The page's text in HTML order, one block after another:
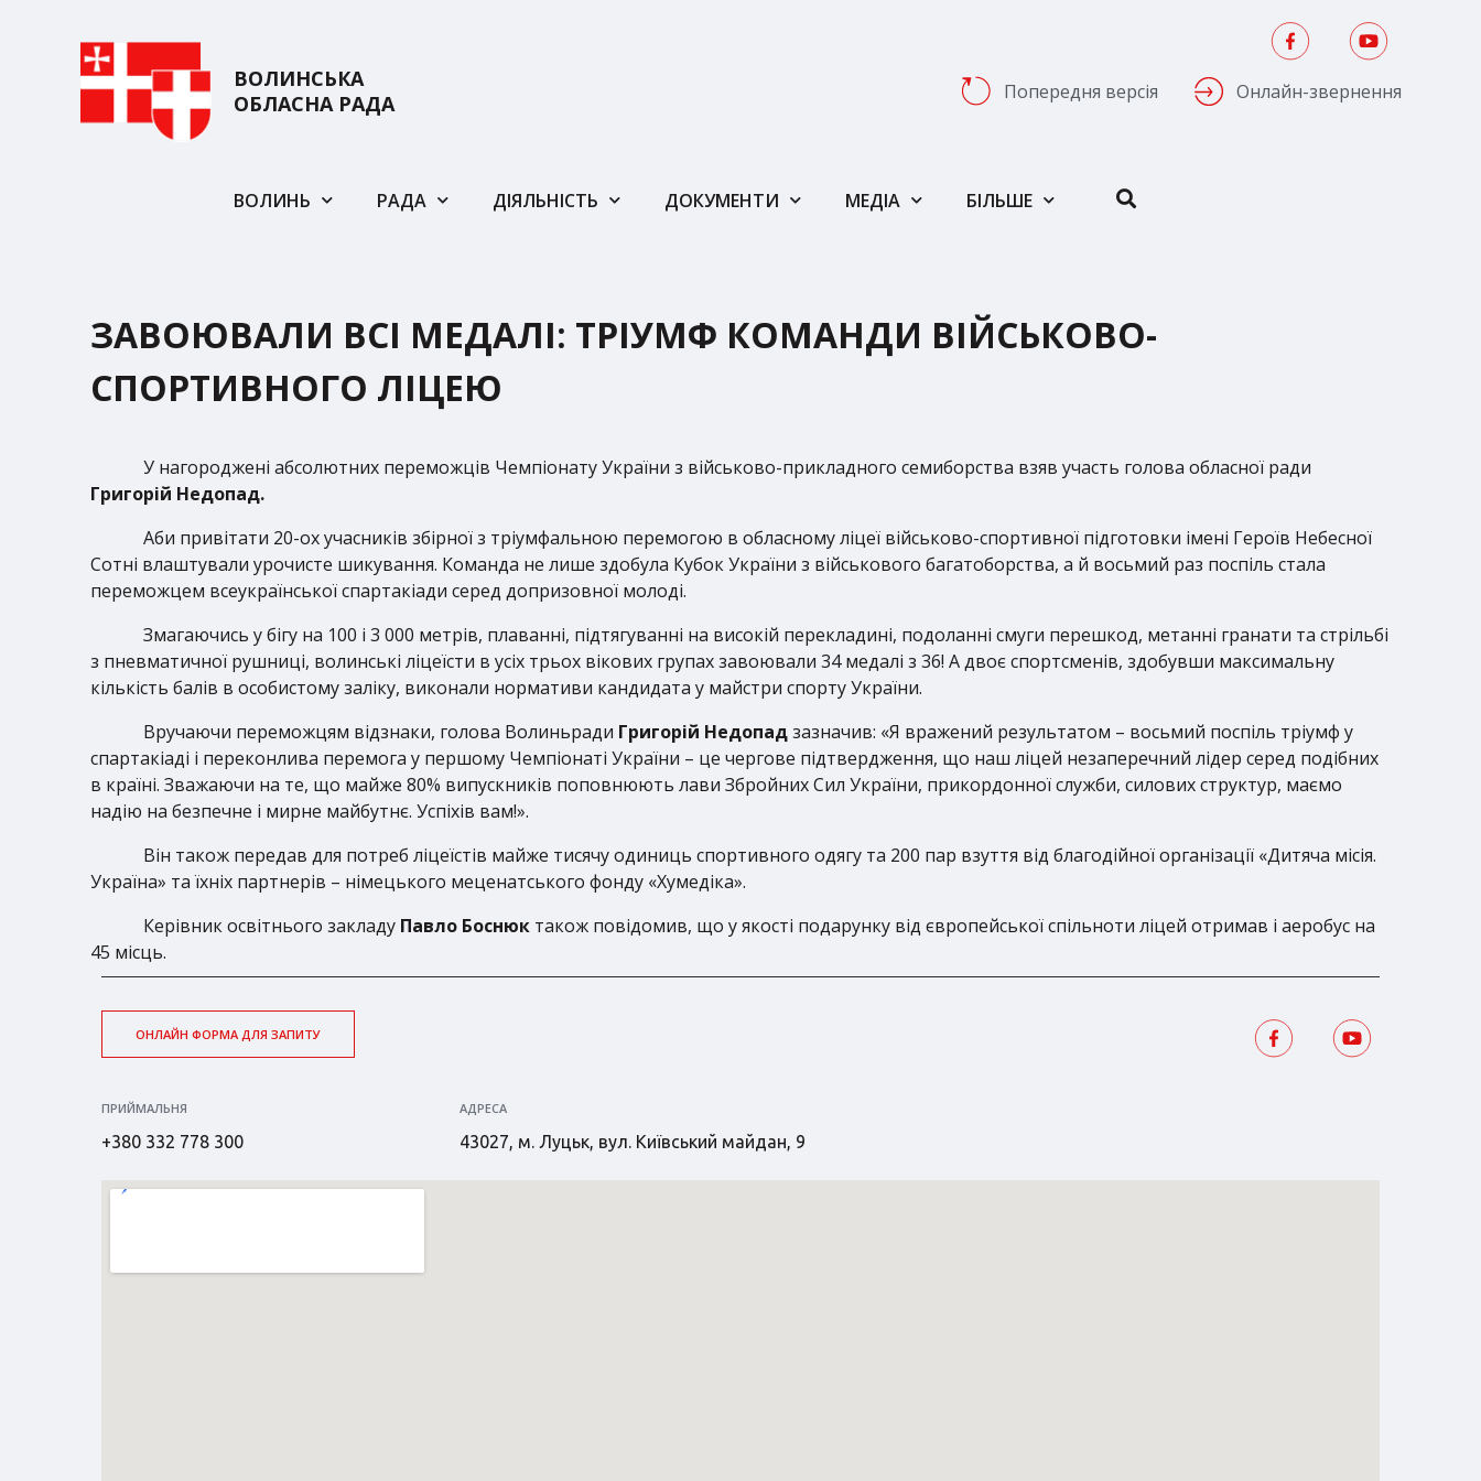
ВОЛИНСЬКА
ОБЛАСНА РАДА
Попередня версія Онлайн-звернення
ВОЛИНЬ РАДА ДІЯЛЬНІСТЬ ДОКУМЕНТИ МЕДІА БІЛЬШЕ
ЗАВОЮВАЛИ ВСІ МЕДАЛІ: ТРІУМФ КОМАНДИ ВІЙСЬКОВО-
СПОРТИВНОГО ЛІЦЕЮ
У нагороджені абсолютних переможців Чемпіонату України з військово-прикладного семиборства взяв участь голова обласної ради
Григорій Недопад.
Аби привітати 20-ох учасників збірної з тріумфальною перемогою в обласному ліцеї військово-спортивної підготовки імені Героїв Небесної
Сотні влаштували урочисте шикування. Команда не лише здобула Кубок України з військового багатоборства, а й восьмий раз поспіль стала
переможцем всеукраїнської спартакіади серед допризовної молоді.
Змагаючись у бігу на 100 і 3 000 метрів, плаванні, підтягуванні на високій перекладині, подоланні смуги перешкод, метанні гранати та стрільбі
з пневматичної рушниці, волинські ліцеїсти в усіх трьох вікових групах завоювали 34 медалі з 36! А двоє спортсменів, здобувши максимальну
кількість балів в особистому заліку, виконали нормативи кандидата у майстри спорту України.
Вручаючи переможцям відзнаки, голова Волиньради Григорій Недопадзазначив: «Я вражений результатом – восьмий поспіль тріумф у
спартакіаді і переконлива перемога у першому Чемпіонаті України – це чергове підтвердження, що наш ліцей незаперечний лідер серед подібних
в країні. Зважаючи на те, що майже 80% випускників поповнюють лави Збройних Сил України, прикордонної служби, силових структур, маємо
надію на безпечне і мирне майбутнє. Успіхів вам!».
Він також передав для потреб ліцеїстів майже тисячу одиниць спортивного одягу та 200 пар взуття від благодійної організації «Дитяча місія.
Україна» та їхніх партнерів – німецького меценатського фонду «Хумедіка».
Керівник освітнього закладу Павло Боснюк також повідомив, що у якості подарунку від європейської спільноти ліцей отримав і аеробус на
45 місць.
ОНЛАЙН ФОРМА ДЛЯ ЗАПИТУ
ПРИЙМАЛЬНЯ
+380 332 778 300
АДРЕСА
43027, м. Луцьк, вул. Київський майдан, 9